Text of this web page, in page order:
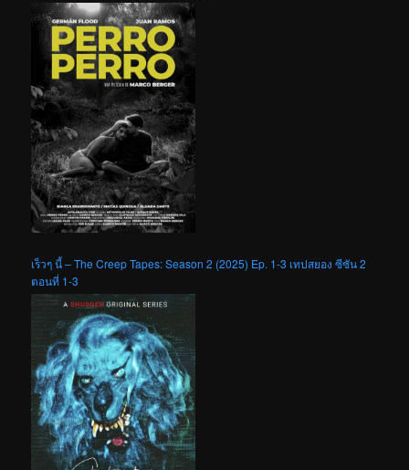
เร็วๆ นี้ – The Creep Tapes: Season 2 (2025) Ep. 1-3 เทปสยอง ซีซัน 2
ตอนที่ 1-3